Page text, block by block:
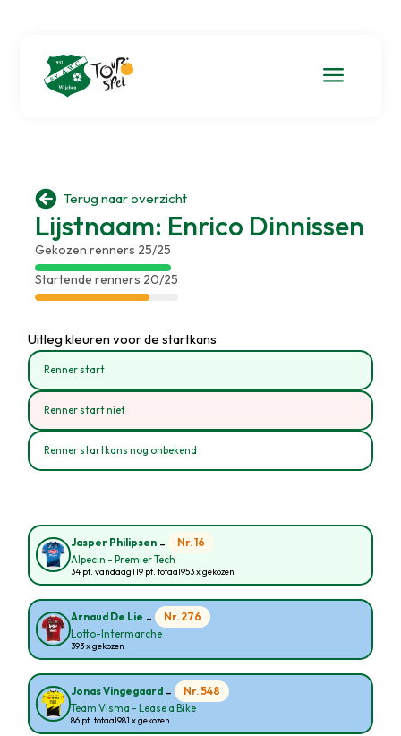
a
 Terug naar overzicht
Lijstnaam: Enrico Dinnissen
Gekozen renners 25/25
Startende renners 20/25
Uitleg kleuren voor de startkans
Renner start
Renner start niet
Renner startkans nog onbekend
Jasper Philipsen - Nr. 16
Alpecin - Premier Tech
34 pt. vandaag119 pt. totaal953 x gekozen
Arnaud De Lie - Nr. 276
Lotto-Intermarche
393 x gekozen
Jonas Vingegaard - Nr. 548
Team Visma - Lease a Bike
86 pt. totaal981 x gekozen